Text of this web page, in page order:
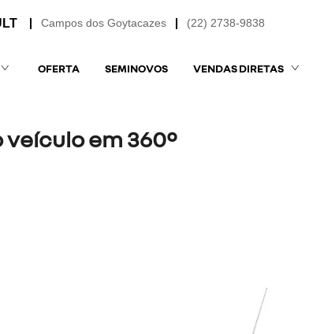
(22) 2738-9838
Campos dos Goytacazes
OFERTA SEMINOVOS VENDAS DIRETAS
veículo em 360°